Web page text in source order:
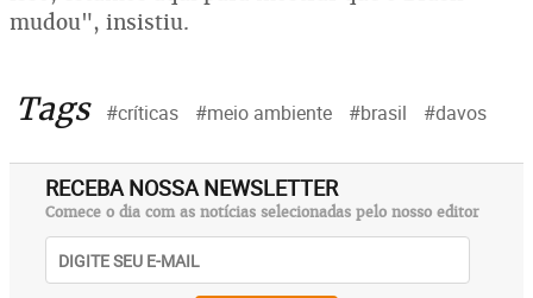
mudou", insistiu.
Tags #críticas #meio ambiente #brasil #davos
RECEBA NOSSA NEWSLETTER
Comece o dia com as notícias selecionadas pelo nosso editor